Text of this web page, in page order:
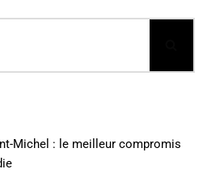
Michel : le meilleur compromis